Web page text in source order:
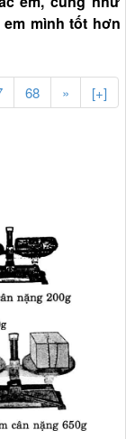
mình tốt hơn
68 » [+]